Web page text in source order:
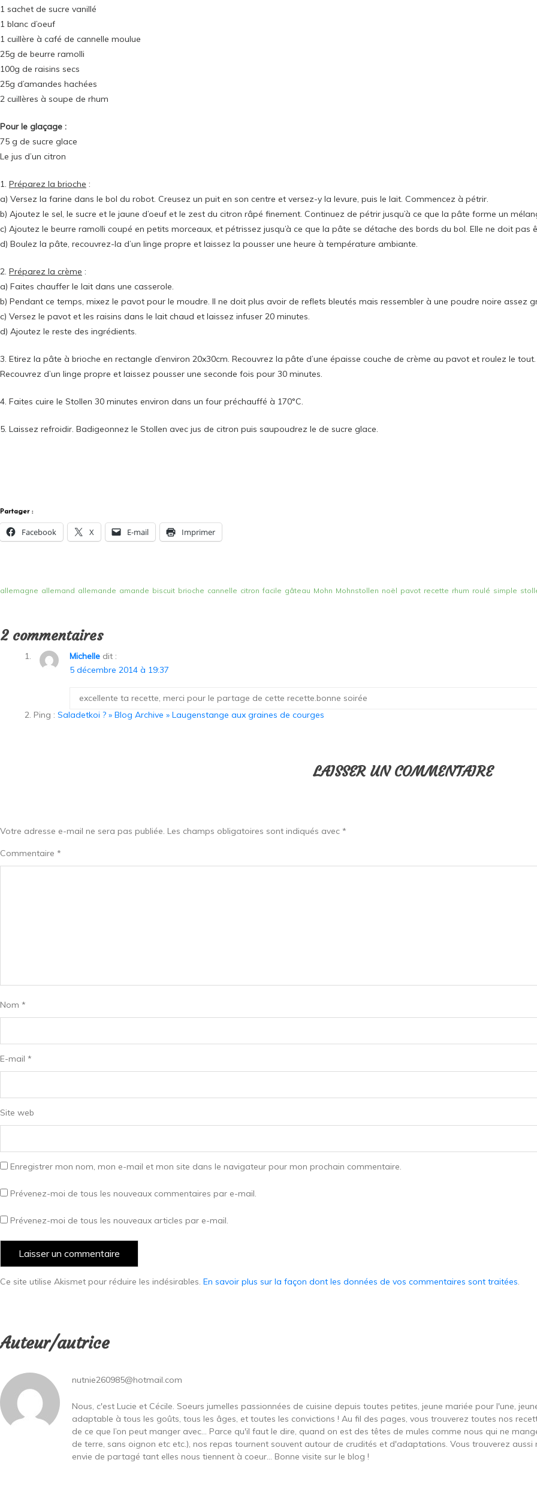
1 sachet de sucre vanillé
1 blanc d’oeuf
1 cuillère à café de cannelle moulue
25g de beurre ramolli
100g de raisins secs
25g d’amandes hachées
2 cuillères à soupe de rhum
Pour le glaçage :
75 g de sucre glace
Le jus d’un citron
1. Préparez la brioche :
a) Versez la farine dans le bol du robot. Creusez un puit en son centre et versez-y la levure, puis le lait. Commencez à pétrir.
b) Ajoutez le sel, le sucre et le jaune d’oeuf et le zest du citron râpé finement. Continuez de pétrir jusqu’à ce que la pâte forme un
c) Ajoutez le beurre ramolli coupé en petits morceaux, et pétrissez jusqu’à ce que la pâte se détache des bords du bol. Elle ne doit pas
d) Boulez la pâte, recouvrez-la d’un linge propre et laissez la pousser une heure à température ambiante.
2. Préparez la crème :
a) Faites chauffer le lait dans une casserole.
b) Pendant ce temps, mixez le pavot pour le moudre. Il ne doit plus avoir de reflets bleutés mais ressembler à une poudre noire assez
c) Versez le pavot et les raisins dans le lait chaud et laissez infuser 20 minutes.
d) Ajoutez le reste des ingrédients.
3. Etirez la pâte à brioche en rectangle d’environ 20x30cm. Recouvrez la pâte d’une épaisse couche de crème au pavot et roulez le tout.
Recouvrez d’un linge propre et laissez pousser une seconde fois pour 30 minutes.
4. Faites cuire le Stollen 30 minutes environ dans un four préchauffé à 170°C.
5. Laissez refroidir. Badigeonnez le Stollen avec jus de citron puis saupoudrez le de sucre glace.
Partager :
Facebook X E-mail Imprimer
allemagne allemand allemande amande biscuit brioche cannelle citron facile gâteau Mohn Mohnstollen noël pavot recette rhum roulé simple
2 commentaires
Michelle dit :
5 décembre 2014 à 19:37
excellente ta recette, merci pour le partage de cette recette.bonne soirée
Ping : Saladetkoi ? » Blog Archive » Laugenstange aux graines de courges
LAISSER UN COMMENTAIRE
Votre adresse e-mail ne sera pas publiée. Les champs obligatoires sont indiqués avec *
Commentaire *
Nom *
E-mail *
Site web
Enregistrer mon nom, mon e-mail et mon site dans le navigateur pour mon prochain commentaire.
Prévenez-moi de tous les nouveaux commentaires par e-mail.
Prévenez-moi de tous les nouveaux articles par e-mail.
Ce site utilise Akismet pour réduire les indésirables. En savoir plus sur la façon dont les données de vos commentaires sont traitées.
Auteur/autrice
nutnie260985@hotmail.com
Nous, c'est Lucie et Cécile. Soeurs jumelles passionnées de cuisine depuis toutes petites, jeune mariée pour l'une,
adaptable à tous les goûts, tous les âges, et toutes les convictions ! Au fil des pages, vous trouverez toutes nos
de ce que l’on peut manger avec… Parce qu'il faut le dire, quand on est des têtes de mules comme nous qui ne
de terre, sans oignon etc etc.), nos repas tournent souvent autour de crudités et d'adaptations. Vous trouverez
envie de partagé tant elles nous tiennent à coeur... Bonne visite sur le blog !